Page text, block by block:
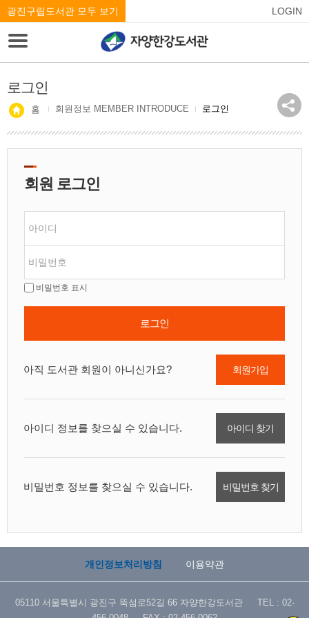
광진구립도서관 모두 보기 LOGIN
로그인
홈 회원정보 MEMBER INTRODUCE 로그인
회원 로그인
비밀번호 표시
로그인
아직 도서관 회원이 아니신가요? 회원가입
아이디 정보를 찾으실 수 있습니다. 아이디 찾기
비밀번호 정보를 찾으실 수 있습니다. 비밀번호 찾기
개인정보처리방침 이용약관
05110 서울특별시 광진구 뚝섬로52길 66 자양한강도서관 TEL : 02-